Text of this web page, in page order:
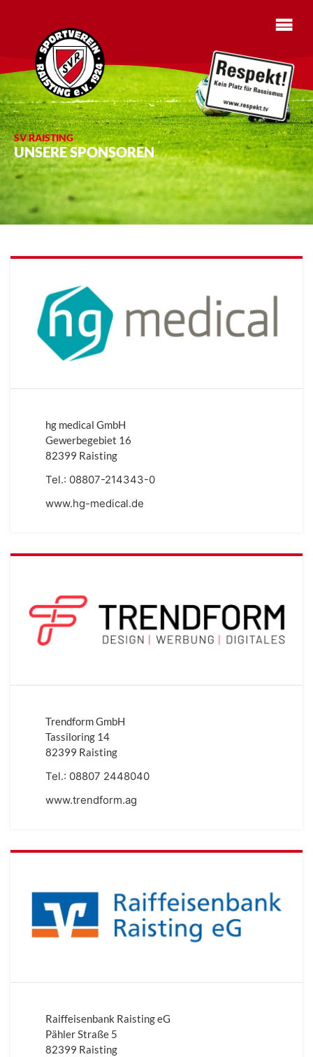
SV RAISTING
UNSERE SPONSOREN
hg medical GmbH
Gewerbegebiet 16
82399 Raisting
Tel.: 08807-214343-0
www.hg-medical.de
Trendform GmbH
Tassiloring 14
82399 Raisting
Tel.: 08807 2448040
www.trendform.ag
Raiffeisenbank Raisting eG
Pähler Straße 5
82399 Raisting